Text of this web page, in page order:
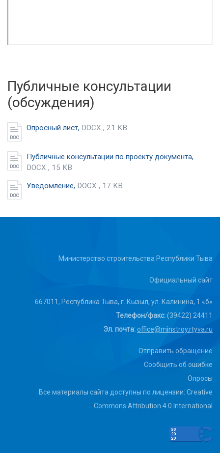
Публичные консультации
(обсуждения)
Опросный лист, DOCX , 21 KB
Публичные консультации по проекту документа,
DOCX , 15 KB
Уведомление, DOCX , 17 KB
Министерство строительства Республики Тыва
Официальный сайт
667011, Республика Тыва, г. Кызыл, ул. Калинина, 1 «б»
Телефон/факс:(39422) 24411
Эл. почта:office@minstroy.rtyva.ru
Отправить обращение
Сообщить об ошибке
Опросы
Все материалы сайта доступны по лицензии: Creative
Commons Attribution 4.0 International